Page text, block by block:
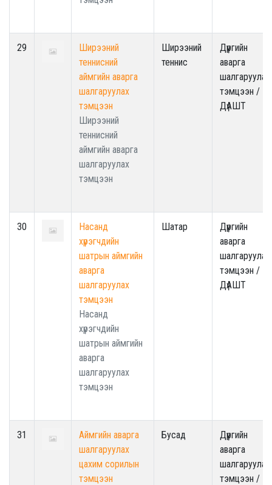
29
Ширээний
теннисний
аймгийн аварга
шалгаруулах
тэмцээн
Ширээний
теннисний
аймгийн аварга
шалгаруулах
тэмцээн
Ширээний
теннис
Дүүргийн
аварга
шалгаруулах
тэмцээн /
ДүАШТ
30
Насанд
хүрэгчдийн
шатрын аймгийн
аварга
шалгаруулах
тэмцээн
Насанд
хүрэгчдийн
шатрын аймгийн
аварга
шалгаруулах
тэмцээн
Шатар
Дүүргийн
аварга
шалгаруулах
тэмцээн /
ДүАШТ
31
Аймгийн аварга
шалгаруулах
цахим сорилын
тэмцээн
Бусад
Дүүргийн
аварга
шалгаруулах
тэмцээн /